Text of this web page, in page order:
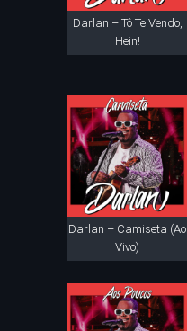
Darlan – Tô Te Vendo,
Hein!
Darlan – Camiseta (Ao
Vivo)